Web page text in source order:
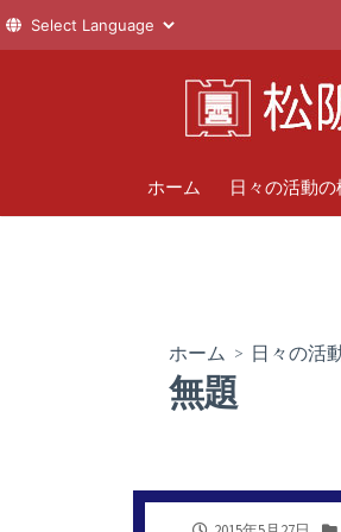
へ
ホーム 日々の活動の
1年
ホーム > 日々の活
無題
公